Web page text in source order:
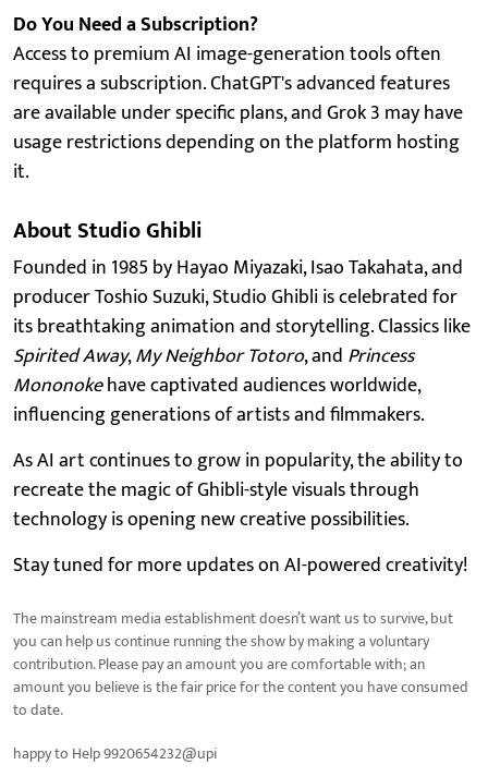
Do You Need a Subscription?
Access to premium AI image-generation tools often
requires a subscription. ChatGPT's advanced features
are available under specific plans, and Grok 3 may have
usage restrictions depending on the platform hosting
it.
About Studio Ghibli
Founded in 1985 by Hayao Miyazaki, Isao Takahata, and
producer Toshio Suzuki, Studio Ghibli is celebrated for
its breathtaking animation and storytelling. Classics like
Spirited Away,My Neighbor Totoro, and Princess
Mononokehave captivated audiences worldwide,
influencing generations of artists and filmmakers.
As AI art continues to grow in popularity, the ability to
recreate the magic of Ghibli-style visuals through
technology is opening new creative possibilities.
Stay tuned for more updates on AI-powered creativity!
The mainstream media establishment doesn’t want us to survive, but
you can help us continue running the show by making a voluntary
contribution. Please pay an amount you are comfortable with; an
amount you believe is the fair price for the content you have consumed
to date.
happy to Help 9920654232@upi